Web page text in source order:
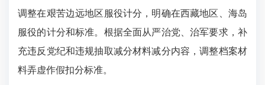
调整在艰苦边远地区服役计分，明确在西藏地区、海岛
服役的计分和标准。根据全面从严治党、治军要求，补
充违反党纪和违规抽取减分材料减分内容，调整档案材
料弄虚作假扣分标准。